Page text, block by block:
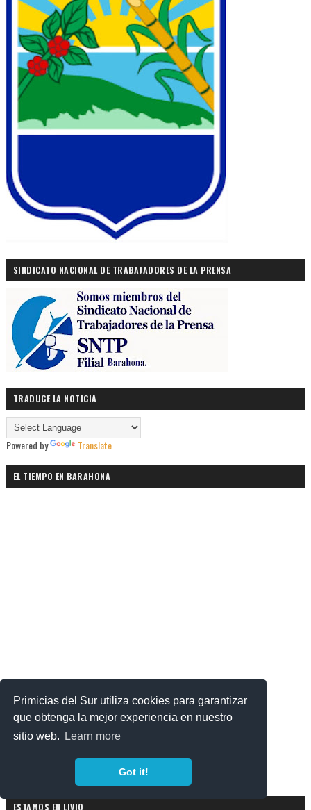
Primicias del Sur utiliza cookies para garantizar
que obtenga la mejor experiencia en nuestro
sitio web.
Learn more
Got it!
SINDICATO NACIONAL DE TRABAJADORES DE LA PRENSA
TRADUCE LA NOTICIA
Powered by Translate
EL TIEMPO EN BARAHONA
ESTAMOS EN LIVIO